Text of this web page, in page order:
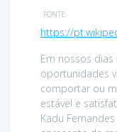
FONTE
https://
Em nossos
oportunidades
comportar ou
estável e
Kadu